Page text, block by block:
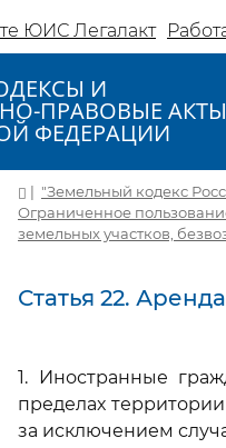
ЮИС Легалакт
И
ПРАВОВЫЕ АКТЫ
ФЕДЕРАЦИИ
| "Земельный кодекс
Ограниченное
земельных участков,
Статья 22.
1. Иностранные
пределах
за исключением